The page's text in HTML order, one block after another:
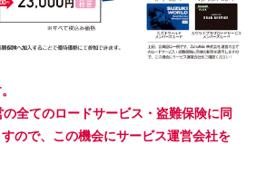
全てのロードサービス・盗難保険に同
ので、この機会にサービス運営会社を